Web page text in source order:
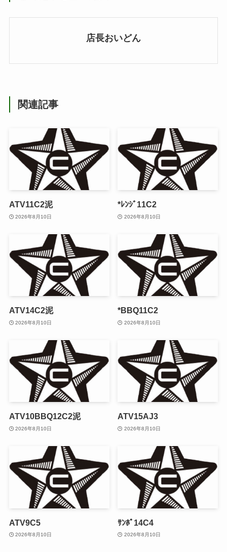
店長おいどん
関連記事
ATV11C2泥
2026年8月10日
*ﾚﾝｼﾞ11C2
2026年8月10日
ATV14C2泥
2026年8月10日
*BBQ11C2
2026年8月10日
ATV10BBQ12C2泥
2026年8月10日
ATV15AJ3
2026年8月10日
ATV9C5
2026年8月10日
ｻﾝﾎﾟ14C4
2026年8月10日